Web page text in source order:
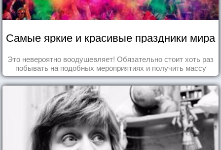
Самые яркие и красивые праздники мира
Это невероятно воодушевляет! Обязательно стоит хоть раз
побывать на подобных мероприятиях и получить массу
впечатлений!